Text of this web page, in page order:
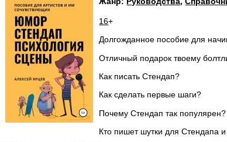
16+
Долгожданное пособие для
Отличный подарок твоему
Как писать Стендап?
Как сделать первые шаги?
Почему Стендап так популярен?
Кто пишет шутки для Стендапа